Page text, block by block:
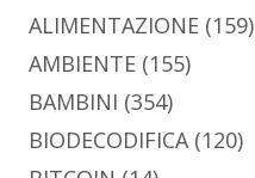
ALIMENTAZIONE (159)
AMBIENTE (155)
BAMBINI (354)
BIODECODIFICA(120)